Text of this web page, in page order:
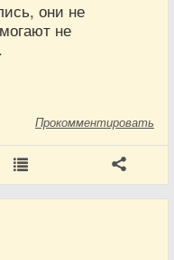
они не
не
Прокомментировать